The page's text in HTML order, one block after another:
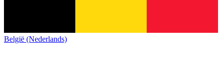
België (Nederlands)